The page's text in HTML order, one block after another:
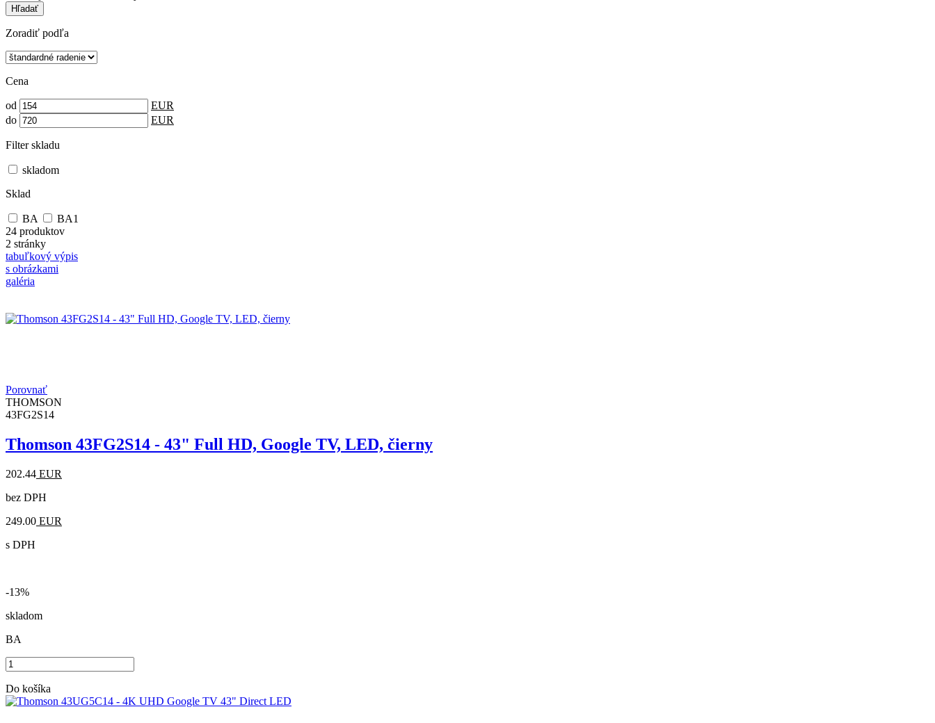
Hľadať
Zoradiť podľa
Cena
od
EUR
do
EUR
Filter skladu
skladom
Sklad
BA
BA1
24 produktov
2 stránky
tabuľkový výpis
s obrázkami
galéria
Porovnať
THOMSON
43FG2S14
Thomson 43FG2S14 - 43" Full HD, Google TV, LED, čierny
202.44 EUR
bez DPH
249.00 EUR
s DPH
-13%
skladom
BA
Do košíka